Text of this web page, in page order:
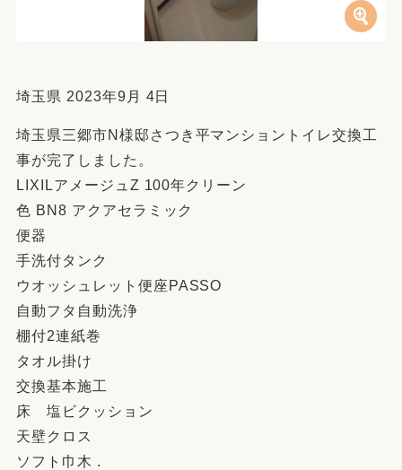
埼玉県 2023年9月 4日
埼玉県三郷市N様邸さつき平マンショントイレ交換工
事が完了しました。
LIXILアメージュZ 100年クリーン
色 BN8 アクアセラミック
便器
手洗付タンク
ウオッシュレット便座PASSO
自動フタ自動洗浄
棚付2連紙巻
タオル掛け
交換基本施工
床 塩ビクッション
天壁クロス
ソフト巾木 .